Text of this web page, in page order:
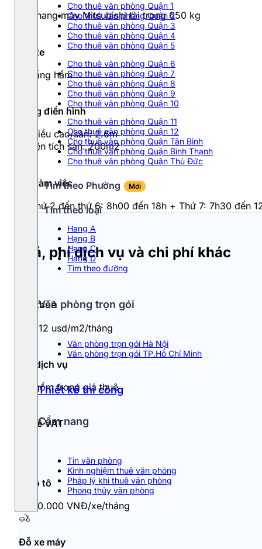
Cho thuê văn phòng Quận 1
Cho thuê văn phòng Quận 2
Cho thuê văn phòng Quận 3
Cho thuê văn phòng Quận 4
Cho thuê văn phòng Quận 5
Cho thuê văn phòng Quận 6
Cho thuê văn phòng Quận 7
Cho thuê văn phòng Quận 8
Cho thuê văn phòng Quận 9
Cho thuê văn phòng Quận 10
Cho thuê văn phòng Quận 11
Cho thuê văn phòng Quận 12
Cho thuê văn phòng Quận Tân Bình
Cho thuê văn phòng Quận Bình Thạnh
Cho thuê văn phòng Quận Thủ Đức
Tìm theo Phường Mới
Tìm theo loại
Hang A
Hạng B
Hạng C
Hạng D
Tìm theo đường
Văn phòng trọn gói
Văn phòng trọn gói Hà Nội
Văn phòng trọn gói TP.Hồ Chí Minh
Thiết kế thi công
Cẩm nang
Tin văn phòng
Kinh nghiệm thuê văn phòng
Pháp lý khi thuê văn phòng
Phong thủy văn phòng
02 thang máy Mitsubishi tải trọng 650 kg
Đỗ xe
01 tầng hầm
Tầng điển hình
- Chiều cao/sàn: 2.6m
- Diện tích sàn: 200m2
Giờ làm việc
Từ thứ 2 đến thứ 6: 8h00 đến 18h + Thứ 7: 7h30 đến
Giá, phí dịch vụ và chi phí khác
Giá thuê
10 - 12 usd/m2/tháng
Phí dịch vụ
Đã gồm trong giá thuê
Thuế VAT
Đỗ ô tô
1.000.000 VNĐ/xe/tháng
Đỗ xe máy